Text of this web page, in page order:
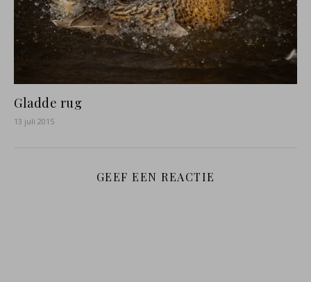
Gladde rug
13 juli 2015
GEEF EEN REACTIE